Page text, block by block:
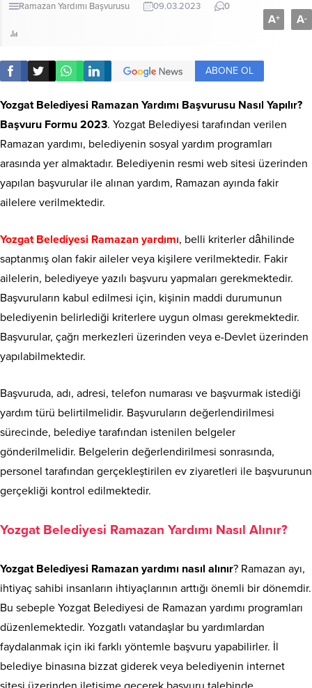
Ramazan Yardımı Başvurusu 09.03.2023 0
A+ A-
ABONE OL
Yozgat Belediyesi Ramazan Yardımı Başvurusu Nasıl Yapılır?
Başvuru Formu 2023. Yozgat Belediyesi tarafından verilen
Ramazan yardımı, belediyenin sosyal yardım programları
arasında yer almaktadır. Belediyenin resmi web sitesi üzerinden
yapılan başvurular ile alınan yardım, Ramazan ayında fakir
ailelere verilmektedir.
Yozgat Belediyesi Ramazan yardımı, belli kriterler dâhilinde
saptanmış olan fakir aileler veya kişilere verilmektedir. Fakir
ailelerin, belediyeye yazılı başvuru yapmaları gerekmektedir.
Başvuruların kabul edilmesi için, kişinin maddi durumunun
belediyenin belirlediği kriterlere uygun olması gerekmektedir.
Başvurular, çağrı merkezleri üzerinden veya e-Devlet üzerinden
yapılabilmektedir.
Başvuruda, adı, adresi, telefon numarası ve başvurmak istediği
yardım türü belirtilmelidir. Başvuruların değerlendirilmesi
sürecinde, belediye tarafından istenilen belgeler
gönderilmelidir. Belgelerin değerlendirilmesi sonrasında,
personel tarafından gerçekleştirilen ev ziyaretleri ile başvurunun
gerçekliği kontrol edilmektedir.
Yozgat Belediyesi Ramazan Yardımı Nasıl Alınır?
Yozgat Belediyesi Ramazan yardımı nasıl alınır? Ramazan ayı,
ihtiyaç sahibi insanların ihtiyaçlarının arttığı önemli bir dönemdir.
Bu sebeple Yozgat Belediyesi de Ramazan yardımı programları
düzenlemektedir. Yozgatlı vatandaşlar bu yardımlardan
faydalanmak için iki farklı yöntemle başvuru yapabilirler. İl
belediye binasına bizzat giderek veya belediyenin internet